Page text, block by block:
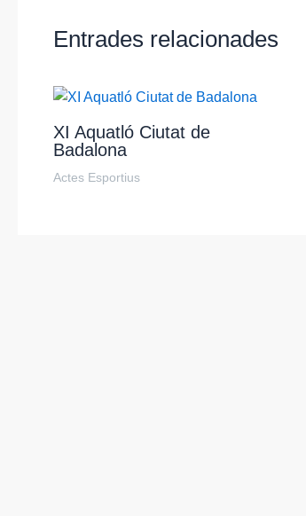
Entrades relacionades
XI Aquatló Ciutat de
Badalona
Actes Esportius